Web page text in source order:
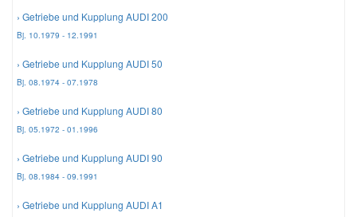
› Getriebe und Kupplung AUDI 200
Bj. 10.1979 - 12.1991
› Getriebe und Kupplung AUDI 50
Bj. 08.1974 - 07.1978
› Getriebe und Kupplung AUDI 80
Bj. 05.1972 - 01.1996
› Getriebe und Kupplung AUDI 90
Bj. 08.1984 - 09.1991
› Getriebe und Kupplung AUDI A1